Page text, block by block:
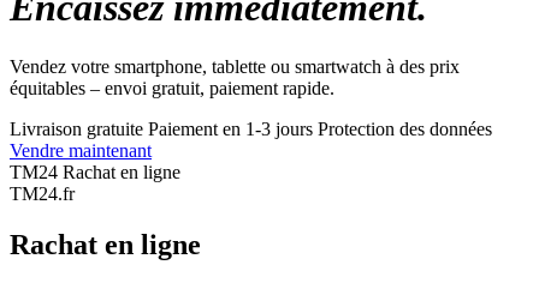
Vendez votre smartphone, tablette ou smartwatch à des prix
équitables – envoi gratuit, paiement rapide.
Livraison gratuite Paiement en 1-3 jours Protection des données
Vendre maintenant
TM24 Rachat en ligne
TM24.fr
Rachat en ligne